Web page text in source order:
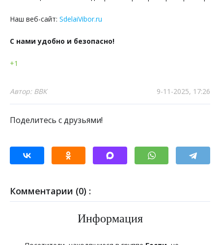
Наш веб-сайт: SdelaiVibor.ru
С нами удобно и безопасно!
+1
Автор: ВВК 9-11-2025, 17:26
Поделитесь с друзьями!
Комментарии (0) :
Информация